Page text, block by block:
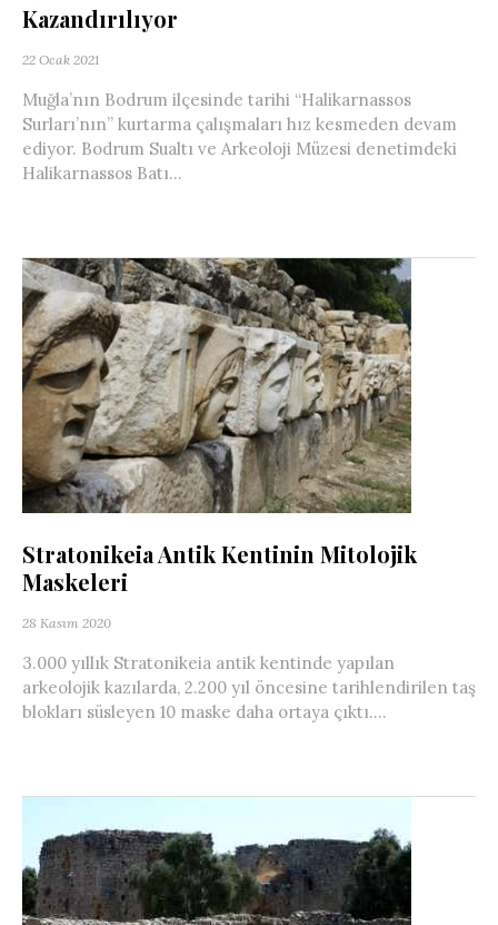
Kazandırılıyor
22 Ocak 2021
Muğla’nın Bodrum ilçesinde tarihi “Halikarnassos
Surları’nın” kurtarma çalışmaları hız kesmeden devam
ediyor. Bodrum Sualtı ve Arkeoloji Müzesi denetimdeki
Halikarnassos Batı...
Stratonikeia Antik Kentinin Mitolojik
Maskeleri
28 Kasım 2020
3.000 yıllık Stratonikeia antik kentinde yapılan
arkeolojik kazılarda, 2.200 yıl öncesine tarihlendirilen taş
blokları süsleyen 10 maske daha ortaya çıktı....